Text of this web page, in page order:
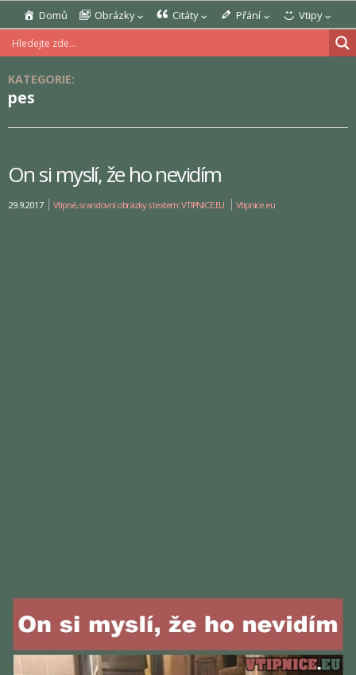
Domů Obrázky Citáty Přání Vtipy
KATEGORIE:
pes
On si myslí, že ho nevidím
29.9.2017 Vtipné, srandovní obrázky s textem: VTIPNICE.EU Vtipnice.eu